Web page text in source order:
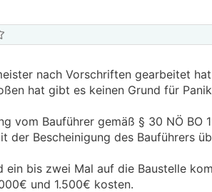
nach Vorschriften gearbeitet
hat gibt es keinen Grund für
vom Bauführer gemäß § 30 NÖ BO
der Bescheinigung des Bauführers
ein bis zwei Mal auf die Baustelle
und 1.500€ kosten.